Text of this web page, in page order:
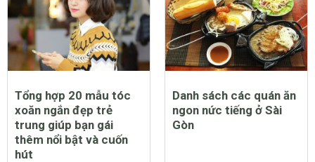
Tổng hợp 20 mẫu tóc
xoăn ngắn đẹp trẻ
trung giúp bạn gái
thêm nổi bật và cuốn
hút
Danh sách các quán ăn
ngon nức tiếng ở Sài
Gòn